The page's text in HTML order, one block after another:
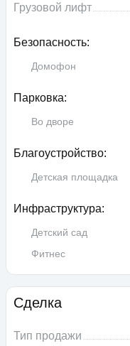
Грузовой лифт
Безопасность:
Домофон
Парковка:
Во дворе
Благоустройство:
Детская площадка
Инфраструктура:
Детский сад
Фитнес
Сделка
Тип продажи